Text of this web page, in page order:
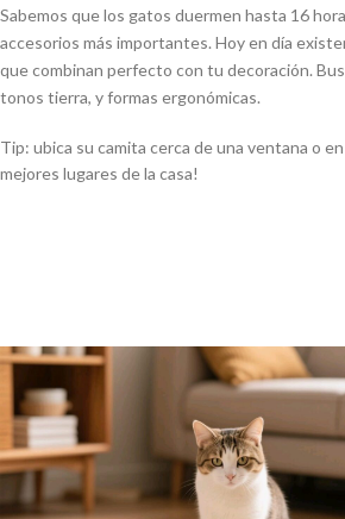
Sabemos que los gatos duermen hasta 16
accesorios más importantes. Hoy en día
que combinan perfecto con tu decoración.
tonos tierra, y formas ergonómicas.
Tip: ubica su camita cerca de una ventana o
mejores lugares de la casa!